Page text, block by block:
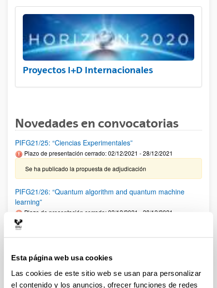
Esta página web usa cookies
Las cookies de este sitio web se usan para personalizar
el contenido y los anuncios, ofrecer funciones de redes
Proyectos I+D Internacionales
Novedades en convocatorias
PIFG21/25: “Ciencias Experimentales”
Plazo de presentación cerrado: 02/12/2021 - 28/12/2021
Se ha publicado la propuesta de adjudicación
PIFG21/26: “Quantum algorithm and quantum machine
learning”
Plazo de presentación cerrado: 02/12/2021 - 28/12/2021
2022
El plazo de nominaciones finaliza el 30 de junio de 2022 a las
23:00 horas